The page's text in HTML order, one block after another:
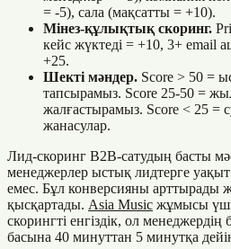
= -5), сала (мақсатты = +10).
Мінез-құлықтық скоринг.
кейс жүктеді = +10, 3+ email
+25.
Шекті мәндер. Score > 50 =
тапсырамыз. Score 25-50 =
жалғастырамыз. Score < 25 =
жанасулар.
Лид-скоринг B2B-сатудың басты
менеджерлер ыстық лидтерге
емес. Бұл конверсияны арттырады
қысқартады. Asia Music жұмысы
скорингті енгіздік, ол менеджердің
басына 40 минуттан 5 минутқа